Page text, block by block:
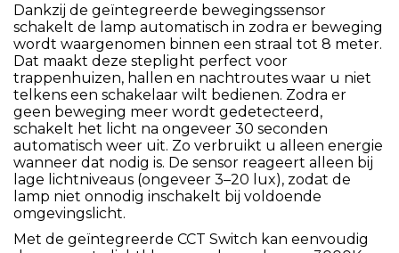
Dankzij de geïntegreerde bewegingssensor
schakelt de lamp automatisch in zodra er beweging
wordt waargenomen binnen een straal tot 8 meter.
Dat maakt deze steplight perfect voor
trappenhuizen, hallen en nachtroutes waar u niet
telkens een schakelaar wilt bedienen. Zodra er
geen beweging meer wordt gedetecteerd,
schakelt het licht na ongeveer 30 seconden
automatisch weer uit. Zo verbruikt u alleen energie
wanneer dat nodig is. De sensor reageert alleen bij
lage lichtniveaus (ongeveer 3–20 lux), zodat de
lamp niet onnodig inschakelt bij voldoende
omgevingslicht.
Met de geïntegreerde CCT Switch kan eenvoudig